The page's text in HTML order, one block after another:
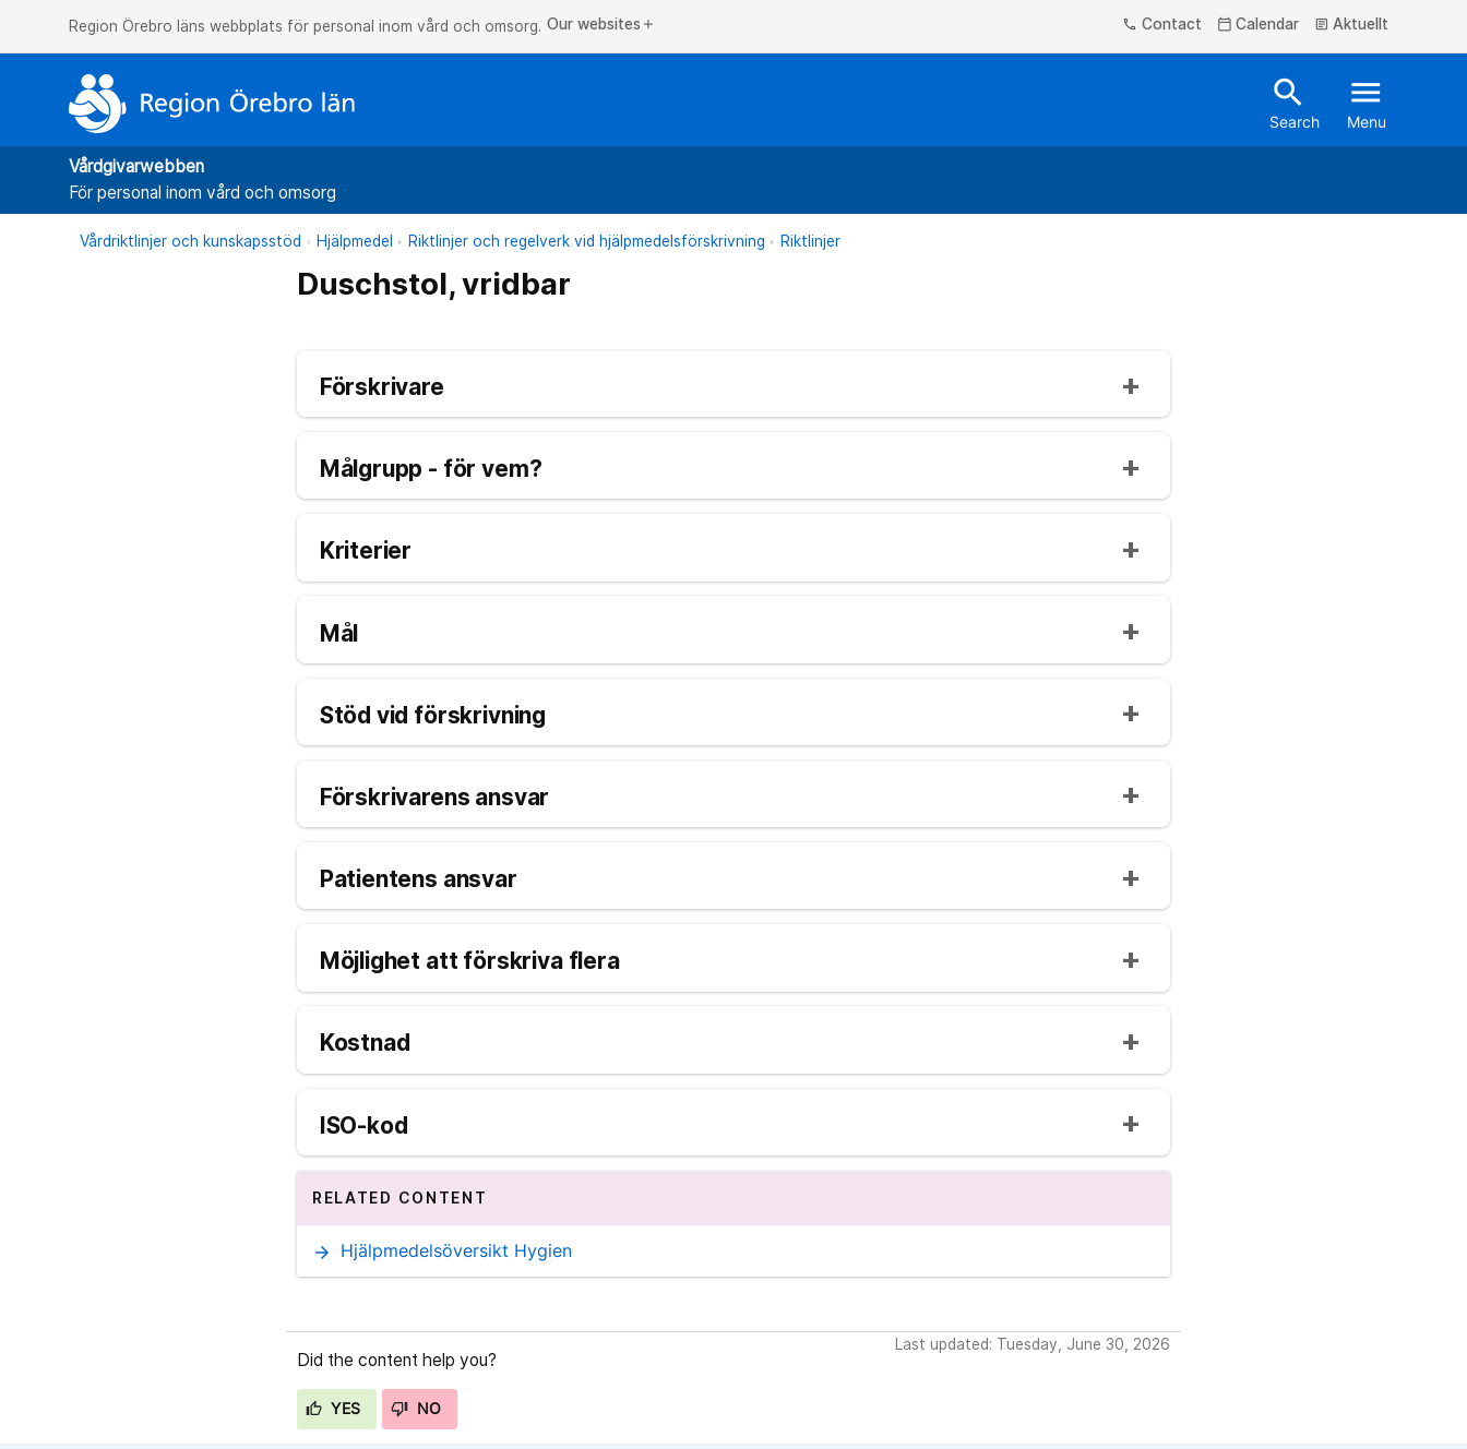
Region Örebro läns webbplats för personal inom vård och omsorg. Our websites add phone Contact calendar_today Calendar article Aktuellt
search
Search
menu
Menu
Vårdgivarwebben
För personal inom vård och omsorg
Vårdriktlinjer och kunskapsstöd Hjälpmedel Riktlinjer och regelverk vid hjälpmedelsförskrivning Riktlinjer
Duschstol, vridbar
Förskrivare
Målgrupp - för vem?
Kriterier
Mål
Stöd vid förskrivning
Förskrivarens ansvar
Patientens ansvar
Möjlighet att förskriva flera
Kostnad
ISO-kod
RELATED CONTENT
arrow_forward Hjälpmedelsöversikt Hygien
Did the content help you?
YES NO
Last updated: Tuesday, June 30, 2026